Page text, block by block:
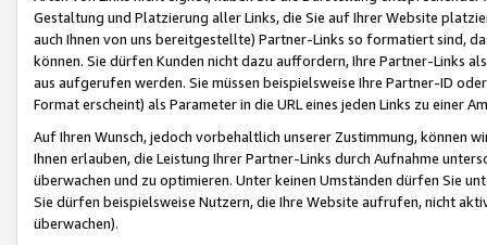
Gestaltung und Platzierung aller Links, die Sie auf Ihrer Website
auch Ihnen von uns bereitgestellte) Partner-Links so formatiert sind,
können. Sie dürfen Kunden nicht dazu auffordern, Ihre Partner-Links
aus aufgerufen werden. Sie müssen beispielsweise Ihre Partner-ID
Format erscheint) als Parameter in die URL eines jeden Links zu einer
Auf Ihren Wunsch, jedoch vorbehaltlich unserer Zustimmung, können
Ihnen erlauben, die Leistung Ihrer Partner-Links durch Aufnahme
überwachen und zu optimieren. Unter keinen Umständen dürfen Sie
Sie dürfen beispielsweise Nutzern, die Ihre Website aufrufen, nicht
überwachen).